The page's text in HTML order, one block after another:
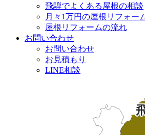
飛騨でよくある屋根の相談
月々1万円の屋根リフォー
屋根リフォームの流れ
お問い合わせ
お問い合わせ
お見積もり
LINE相談